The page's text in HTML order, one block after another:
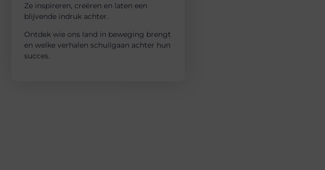
Ze inspireren, creëren en laten een
blijvende indruk achter.
Ontdek wie ons land in beweging brengt
en welke verhalen schuilgaan achter hun
succes.